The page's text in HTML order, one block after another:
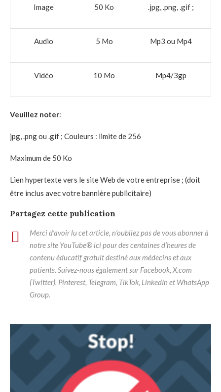
Image 50 Ko .jpg, .png, .gif ;
Audio 5 Mo Mp3 ou Mp4
Vidéo 10 Mo Mp4/3gp
Veuillez noter:
jpg, .png ou .gif ; Couleurs : limite de 256
Maximum de 50 Ko
Lien hypertexte vers le site Web de votre entreprise ; (doit
être inclus avec votre bannière publicitaire)
Partagez cette publication
Merci d’avoir lu cet article, n’oubliez pas de vous abonner à
notre site YouTube® ici pour des centaines d’heures de
contenu éducatif gratuit destiné aux médecins et aux
patients. Suivez-nous également sur Facebook, X.com
(Twitter), Pinterest, Telegram, TikTok, LinkedIn et WhatsApp
Group.